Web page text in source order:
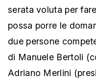
serata voluta per
possa porre le
due persone
di Manuele Bertoli
Adriano Merlini